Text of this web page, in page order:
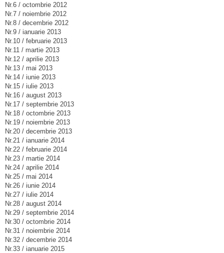
Nr.6 / octombrie 2012
Nr.7 / noiembrie 2012
Nr.8 / decembrie 2012
Nr.9 / ianuarie 2013
Nr.10 / februarie 2013
Nr.11 / martie 2013
Nr.12 / aprilie 2013
Nr.13 / mai 2013
Nr.14 / iunie 2013
Nr.15 / iulie 2013
Nr.16 / august 2013
Nr.17 / septembrie 2013
Nr.18 / octombrie 2013
Nr.19 / noiembrie 2013
Nr.20 / decembrie 2013
Nr.21 / ianuarie 2014
Nr.22 / februarie 2014
Nr.23 / martie 2014
Nr.24 / aprilie 2014
Nr.25 / mai 2014
Nr.26 / iunie 2014
Nr.27 / iulie 2014
Nr.28 / august 2014
Nr.29 / septembrie 2014
Nr.30 / octombrie 2014
Nr.31 / noiembrie 2014
Nr.32 / decembrie 2014
Nr.33 / ianuarie 2015